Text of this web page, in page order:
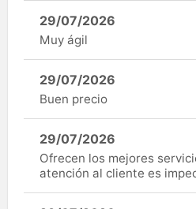
29/07/2026
Muy ágil
29/07/2026
Buen precio
29/07/2026
Ofrecen los mejores
atención al cliente es